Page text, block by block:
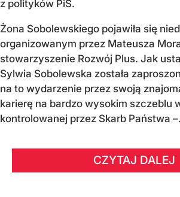
z polityków PiS.
Żona Sobolewskiego pojawiła się
organizowanym przez Mateusza
stowarzyszenie Rozwój Plus. Jak
Sylwia Sobolewska została
na to wydarzenie przez swoją
karierę na bardzo wysokim szczeblu
kontrolowanej przez Skarb Państwa
CZYTAJ DALEJ